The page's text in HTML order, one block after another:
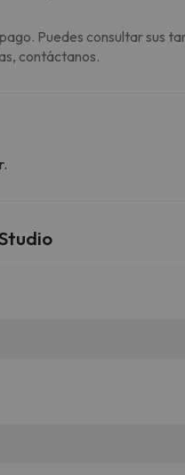
Puedes consultar
contáctanos.